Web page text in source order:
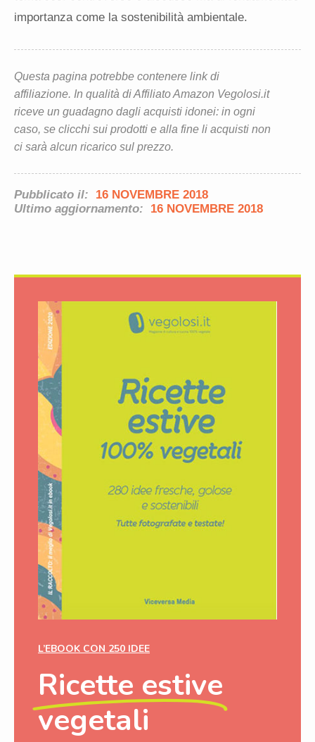
importanza come la sostenibilità ambientale.
Questa pagina potrebbe contenere link di
affiliazione. In qualità di Affiliato Amazon Vegolosi.it
riceve un guadagno dagli acquisti idonei: in ogni
caso, se clicchi sui prodotti e alla fine li acquisti non
ci sarà alcun ricarico sul prezzo.
Pubblicato il:
16 NOVEMBRE 2018
Ultimo aggiornamento:
16 NOVEMBRE 2018
L’EBOOK CON 250 IDEE
Ricette estive
vegetali